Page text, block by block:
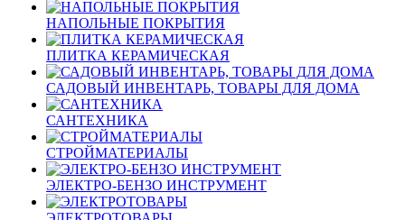
НАПОЛЬНЫЕ ПОКРЫТИЯ
ПЛИТКА КЕРАМИЧЕСКАЯ
САДОВЫЙ ИНВЕНТАРЬ, ТОВАРЫ ДЛЯ ДОМА
САНТЕХНИКА
СТРОЙМАТЕРИАЛЫ
ЭЛЕКТРО-БЕНЗО ИНСТРУМЕНТ